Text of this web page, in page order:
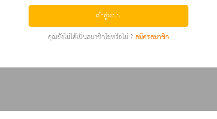
เข้าสู่ระบบ
คุณยังไม่ได้เป็นสมาชิกใช่หรือไม่ ?สมัครสมาชิก